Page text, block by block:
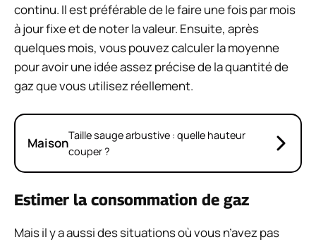
continu. Il est préférable de le faire une fois par mois
à jour fixe et de noter la valeur. Ensuite, après
quelques mois, vous pouvez calculer la moyenne
pour avoir une idée assez précise de la quantité de
gaz que vous utilisez réellement.
MaisonTaille sauge arbustive : quelle hauteur
couper ?
Estimer la consommation de gaz
Mais il y a aussi des situations où vous n’avez pas